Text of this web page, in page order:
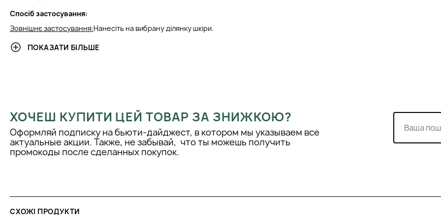
Спосіб застосування:
Зовнішнє застосування:Нанесіть на вибрану ділянку шкіри.
Можлива шкірна реакція. Вагітним і людям, які перебувають під наглядом лікаря,
необхідно проконсультуватися зі своїм лікарем. Уникайте потрапляння в очі, вуха та
ПОКАЗАТИ БІЛЬШЕ
ХОЧЕШ КУПИТИ ЦЕЙ ТОВАР ЗА ЗНИЖКОЮ?
Оформляй подписку на бьюти-дайджест, в котором мы указываем все
актуальные акции. Также, не забывай, что ты можешь получить
промокоды после сделанных покупок.
СХОЖІ ПРОДУКТИ